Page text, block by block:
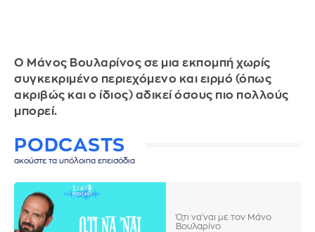
Ο Μάνος Βουλαρίνος σε μια εκπομπή χωρίς
συγκεκριμένο περιεχόμενο και ειρμό (όπως
ακριβώς και ο ίδιος) αδικεί όσους πιο πολλούς
μπορεί.
PODCASTS
ακούστε τα υπόλοιπα επεισόδια
Ό,τι να'ναι με τον Μάνο
Βουλαρίνο